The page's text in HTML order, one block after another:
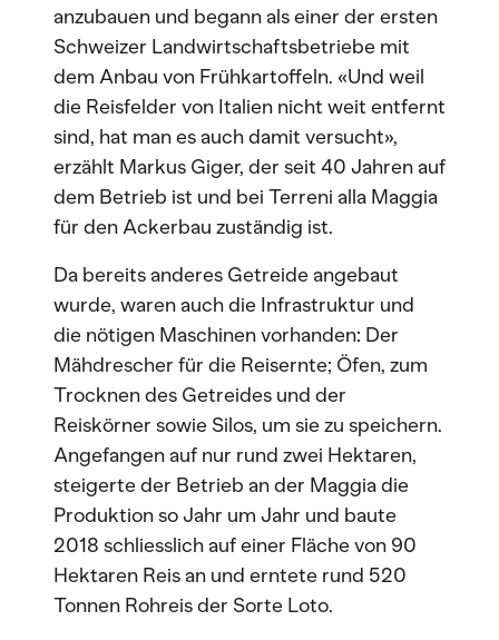
anzubauen und begann als einer der ersten
Schweizer Landwirtschaftsbetriebe mit
dem Anbau von Frühkartoffeln. «Und weil
die Reisfelder von Italien nicht weit entfernt
sind, hat man es auch damit versucht»,
erzählt Markus Giger, der seit 40 Jahren auf
dem Betrieb ist und bei Terreni alla Maggia
für den Ackerbau zuständig ist.
Da bereits anderes Getreide angebaut
wurde, waren auch die Infrastruktur und
die nötigen Maschinen vorhanden: Der
Mähdrescher für die Reisernte; Öfen, zum
Trocknen des Getreides und der
Reiskörner sowie Silos, um sie zu speichern.
Angefangen auf nur rund zwei Hektaren,
steigerte der Betrieb an der Maggia die
Produktion so Jahr um Jahr und baute
2018 schliesslich auf einer Fläche von 90
Hektaren Reis an und erntete rund 520
Tonnen Rohreis der Sorte Loto.